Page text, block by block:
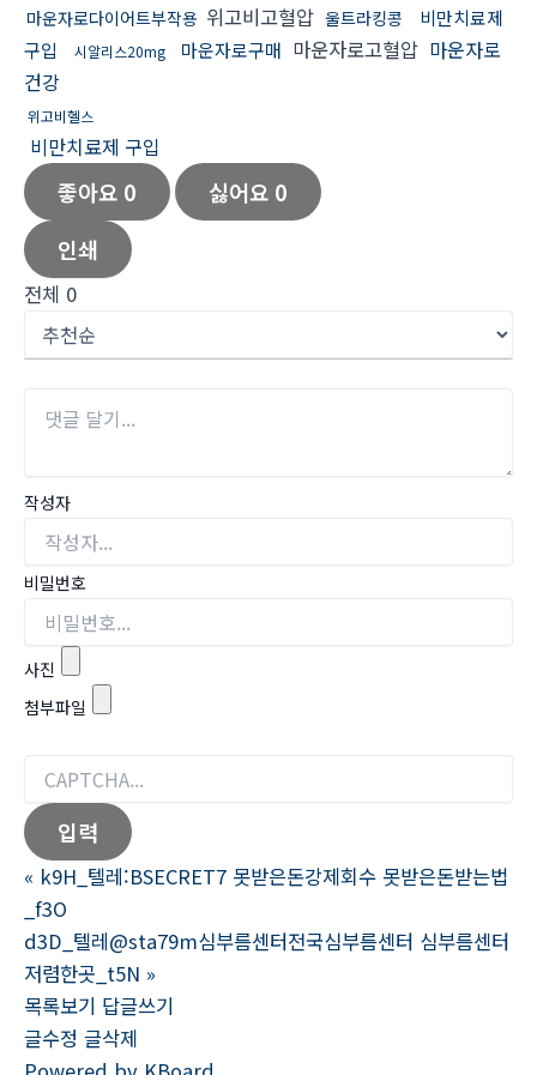
마운자로다이어트부작용 위고비고혈압 울트라킹콩
비만치료제
구입
시알리스20mg 마운자로구매 마운자로고혈압 마운자로
건강
위고비헬스
비만치료제 구입
좋아요 0 싫어요 0
인쇄
전체 0
작성자
비밀번호
사진
첨부파일
« k9H_텔레:BSECRET7 못받은돈강제회수 못받은돈받는법
_f3O
d3D_텔레@sta79m심부름센터전국심부름센터 심부름센터
저렴한곳_t5N »
목록보기 답글쓰기
글수정 글삭제